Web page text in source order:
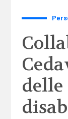
delle